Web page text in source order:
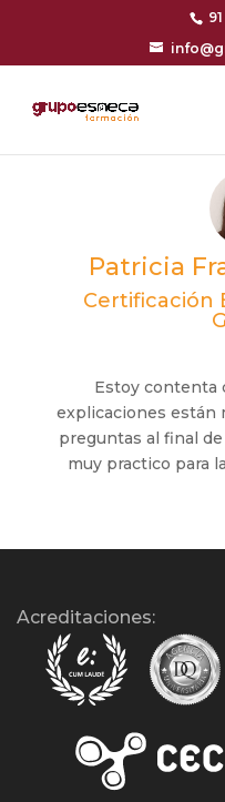
Patricia
Certificación
Estoy contenta
explicaciones están
preguntas al final
muy practico para
Acreditaciones: